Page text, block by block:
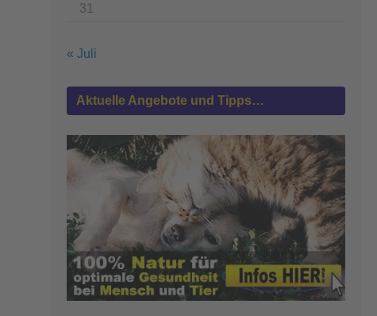
31
« Juli
Aktuelle Angebote und Tipps…